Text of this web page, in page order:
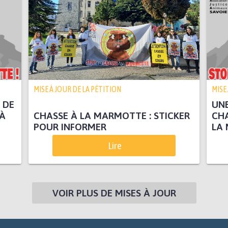
MISE À JOUR DE LA PÉTITION
CHASSE À LA MARMOTTE : STICKER
POUR INFORMER
Lire
LA
VOIR PLUS DE MISES À JOUR